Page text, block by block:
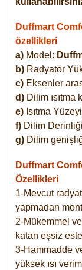
Duffmart
özellikleri
a) Model:
b) Radyatör
c) Eksenler
d) Dilim ısıtma
e) Isıtma
f) Dilim
g) Dilim
Duffmart
Özellikleri
1-Mevcut
yapmadan
2-Mükemmel
katan eşsiz
3-Hammadde
yüksek ısı